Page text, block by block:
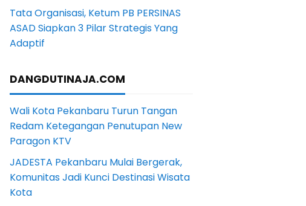
Tata Organisasi, Ketum PB PERSINAS
ASAD Siapkan 3 Pilar Strategis Yang
Adaptif
DANGDUTINAJA.COM
Wali Kota Pekanbaru Turun Tangan
Redam Ketegangan Penutupan New
Paragon KTV
JADESTA Pekanbaru Mulai Bergerak,
Komunitas Jadi Kunci Destinasi Wisata
Kota